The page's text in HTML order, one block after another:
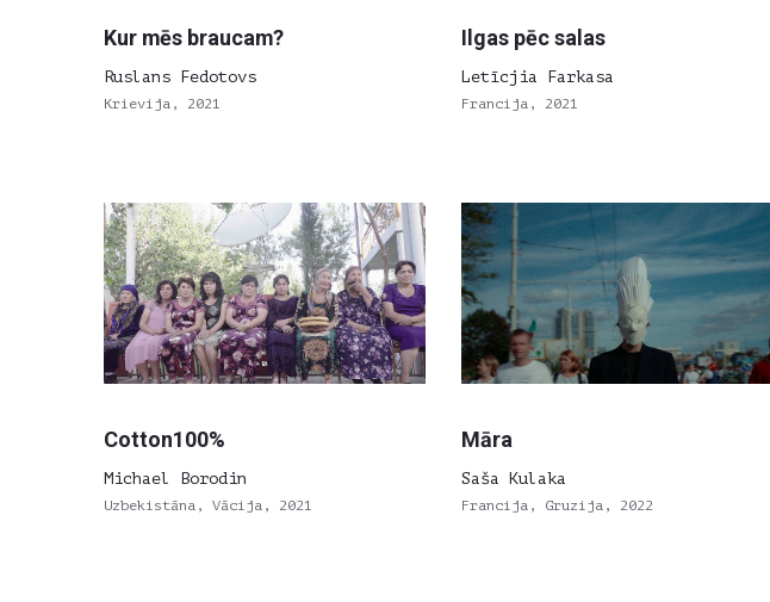
Kur mēs braucam?
Ruslans Fedotovs
Krievija, 2021
Ilgas pēc salas
Letīcjia Farkasa
Francija, 2021
Cotton100%
Michael Borodin
Uzbekistāna, Vācija, 2021
Māra
Saša Kulaka
Francija, Gruzija, 2022